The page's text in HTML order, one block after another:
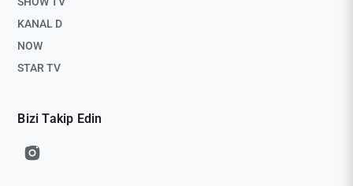
KANAL D
NOW
STAR TV
Bizi Takip Edin